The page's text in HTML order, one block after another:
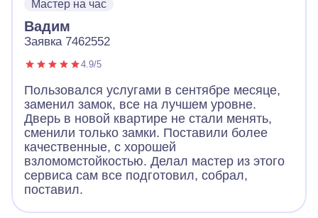
Мастер на час
Вадим
Заявка 7462552
4.9/5
Пользовался услугами в сентябре месяце,
заменил замок, все на лучшем уровне.
Дверь в новой квартире не стали менять,
сменили только замки. Поставили более
качественные, с хорошей
взломомстойкостью. Делал мастер из этого
сервиса сам все подготовил, собрал,
поставил.